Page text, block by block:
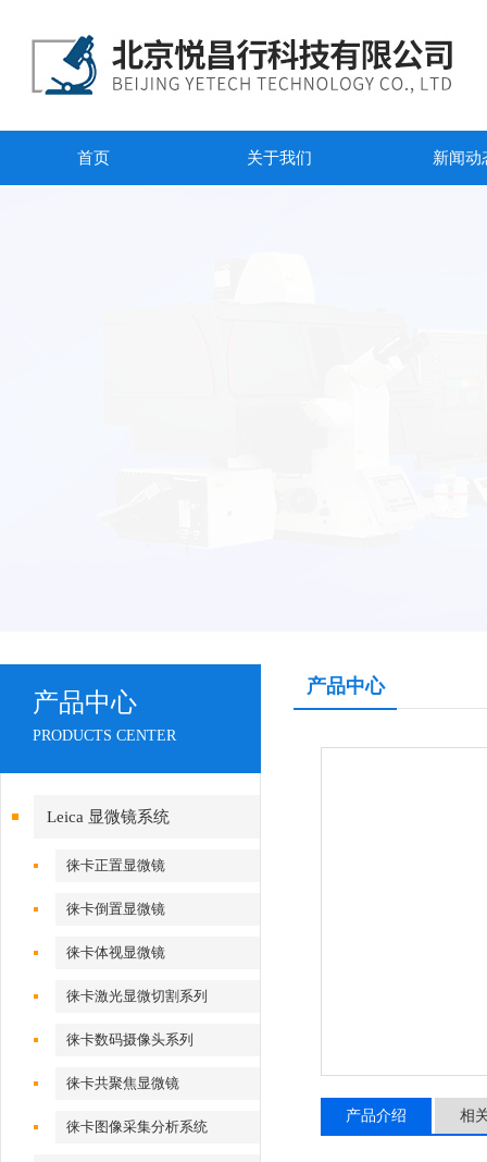
首页 关于我们 新闻动
产品中心
PRODUCTS CENTER
Leica 显微镜系统
徕卡正置显微镜
徕卡倒置显微镜
徕卡体视显微镜
徕卡激光显微切割系列
徕卡数码摄像头系列
徕卡共聚焦显微镜
徕卡图像采集分析系统
产品中心
产品介绍 相